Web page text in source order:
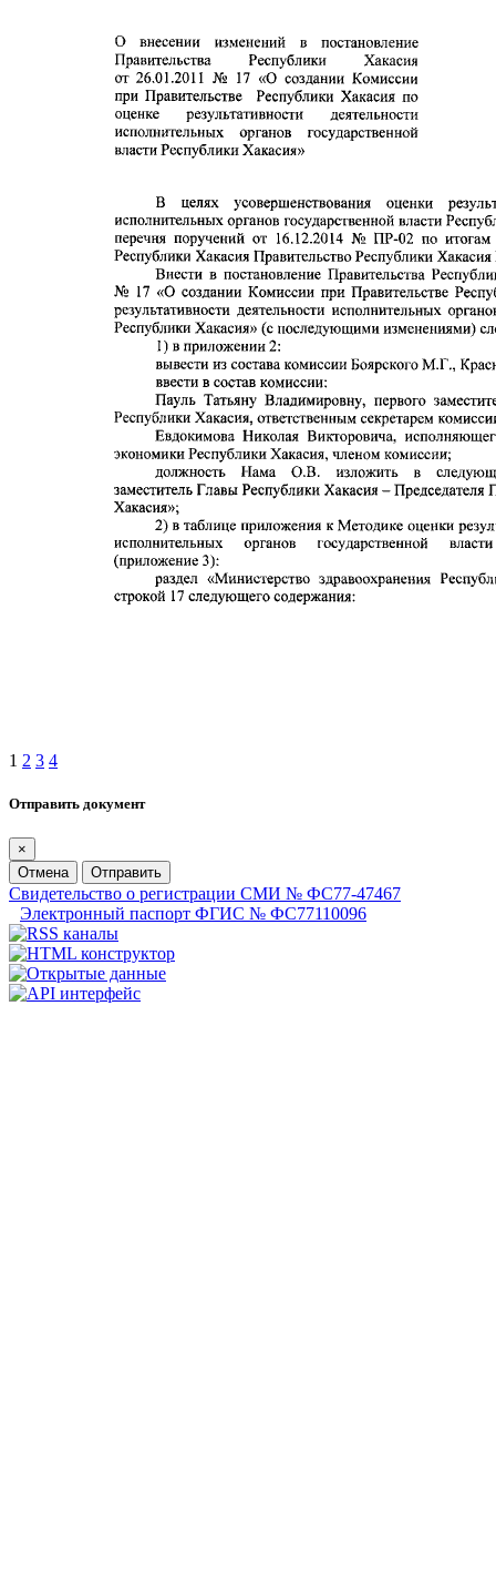
1 2 3 4
Отправить документ
×
Отмена
Отправить
Свидетельство о регистрации СМИ № ФС77-47467
Электронный паспорт ФГИС № ФС77110096